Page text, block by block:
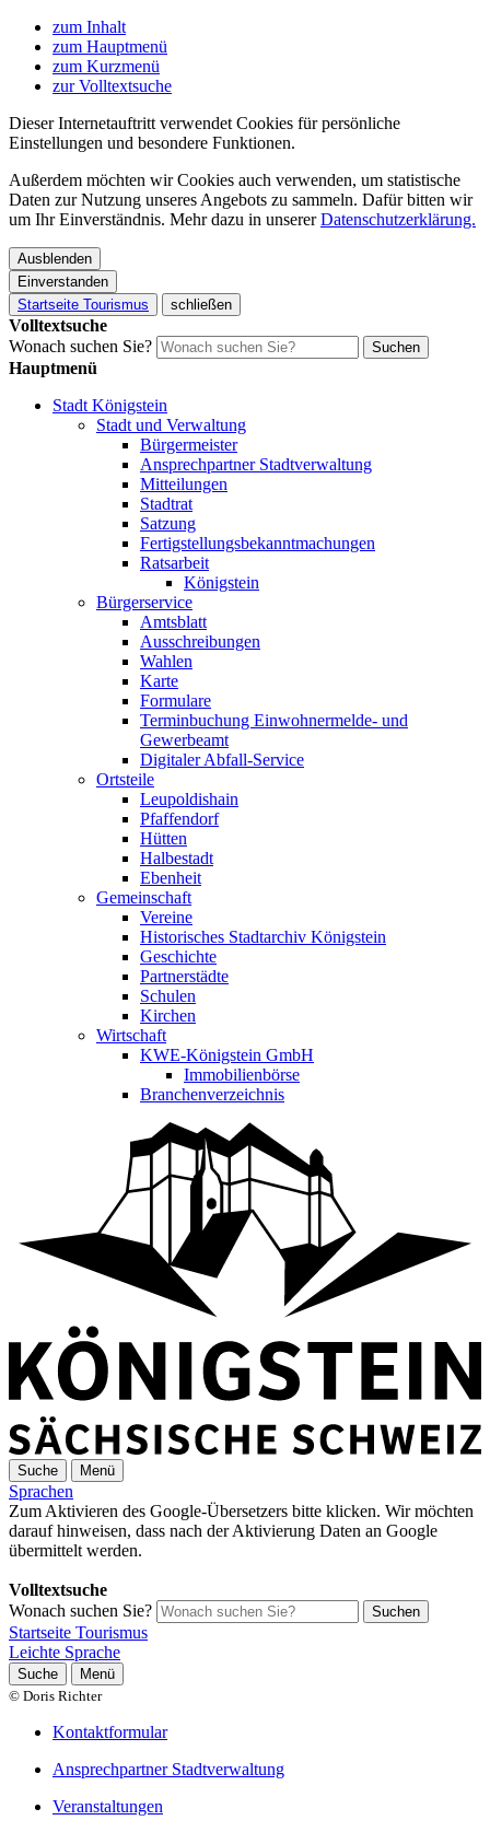
zum Inhalt
zum Hauptmenü
zum Kurzmenü
zur Volltextsuche
Dieser Internetauftritt verwendet Cookies für persönliche
Einstellungen und besondere Funktionen.
Außerdem möchten wir Cookies auch verwenden, um statistische
Daten zur Nutzung unseres Angebots zu sammeln. Dafür bitten wir
um Ihr Einverständnis. Mehr dazu in unsererDatenschutzerklärung.
Ausblenden
Einverstanden
Startseite Tourismus
schließen
Volltextsuche
Wonach suchen Sie?
Suchen
Hauptmenü
Stadt Königstein
Stadt und Verwaltung
Bürgermeister
Ansprechpartner Stadtverwaltung
Mitteilungen
Stadtrat
Satzung
Fertigstellungsbekanntmachungen
Ratsarbeit
Königstein
Bürgerservice
Amtsblatt
Ausschreibungen
Wahlen
Karte
Formulare
Terminbuchung Einwohnermelde- und
Gewerbeamt
Digitaler Abfall-Service
Ortsteile
Leupoldishain
Pfaffendorf
Hütten
Halbestadt
Ebenheit
Gemeinschaft
Vereine
Historisches Stadtarchiv Königstein
Geschichte
Partnerstädte
Schulen
Kirchen
Wirtschaft
KWE-Königstein GmbH
Immobilienbörse
Branchenverzeichnis
Suche Menü
Sprachen
Zum Aktivieren des Google-Übersetzers bitte klicken. Wir möchten
darauf hinweisen, dass nach der Aktivierung Daten an Google
übermittelt werden.
Volltextsuche
Wonach suchen Sie?
Suchen
Startseite Tourismus
Leichte Sprache
Suche
Menü
© Doris Richter
Kontaktformular
Ansprechpartner Stadtverwaltung
Veranstaltungen